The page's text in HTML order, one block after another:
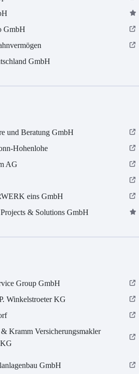
GmbH
GmbH
und Beratung GmbH
Hohenlohe
AG
eins GmbH
& Solutions GmbH
Group GmbH
Winkelstroeter KG
Kramm Versicherungsmakler
GmbH